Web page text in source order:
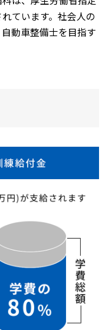
ています。社会人の
動車整備士を目指す